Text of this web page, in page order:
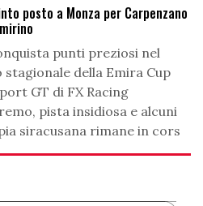
posto a Monza per Carpenzano
punti preziosi nel
della Emira Cup
GT di FX Racing
pista insidiosa e alcuni
siracusana rimane in cors